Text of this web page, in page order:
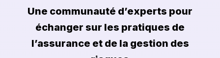
Une communauté d’experts pour
échanger sur les pratiques de
l’assurance et de la gestion des